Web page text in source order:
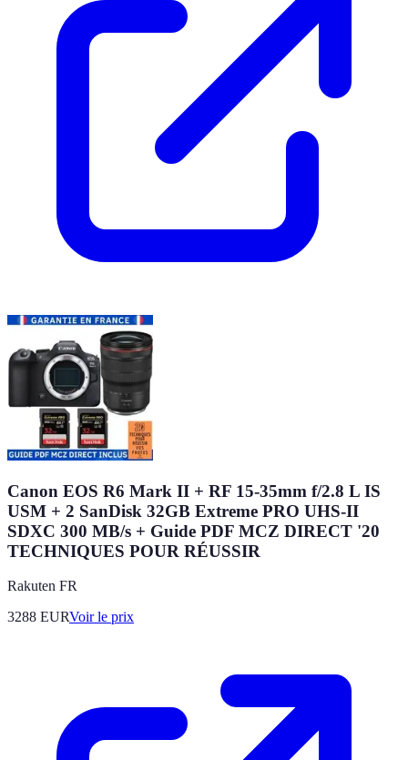
Canon EOS R6 Mark II + RF 15-35mm f/2.8 L IS
USM + 2 SanDisk 32GB Extreme PRO UHS-II
SDXC 300 MB/s + Guide PDF MCZ DIRECT '20
TECHNIQUES POUR RÉUSSIR
Rakuten FR
3288 EURVoir le prix